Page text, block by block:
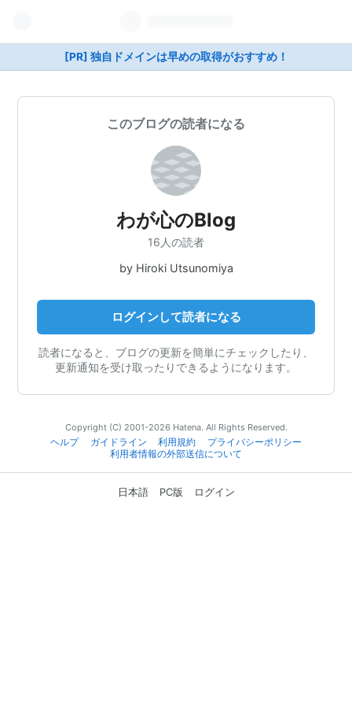
[PR] 独自ドメインは早めの取得がおすすめ！
このブログの読者になる
わが心のBlog
16人の読者
by Hiroki Utsunomiya
ログインして読者になる
読者になると、ブログの更新を簡単にチェックしたり、
更新通知を受け取ったりできるようになります。
Copyright (C) 2001-2026 Hatena. All Rights Reserved.
ヘルプ
ガイドライン 利用規約
プライバシーポリシー
利用者情報の外部送信について
日本語 PC版 ログイン